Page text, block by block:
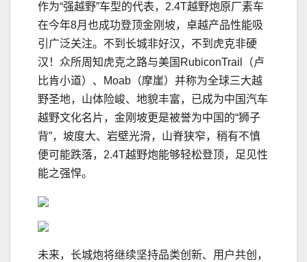
作为“强越野”车型的代表，2.4T越野炮原厂素车
在今年8月也成功登顶金刚坡，卓越产品性能吸
引广泛关注。不到长城非好汉，不到虎克非硬
汉！众所周知虎克之路与美国RubiconTrail（卢
比肯小道）、Moab（摩崖）并称为全球三大越
野圣地，山体险峻、地貌丰富，已成为中国汽车
越野文化名片，金刚坡更是被誉为中国的“狮子
背”，坡度大、岩壁光滑，山脊狭窄，稍有不慎
便可能跌落，2.4T越野炮能够轻松登顶，足见性
能之强悍。
未来，长城炮将继续坚持品类创新、用户共创，